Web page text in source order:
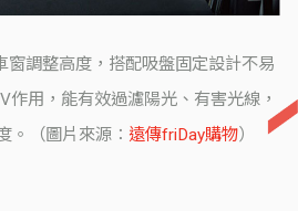
窗調整高度，搭配吸盤固定設計不易
作用，能有效過濾陽光、有害光線，
。（圖片來源： 遠傳friDay購物）